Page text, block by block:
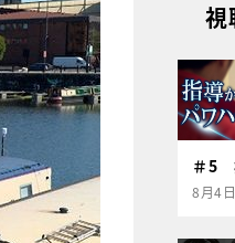
視
＃5
8月4